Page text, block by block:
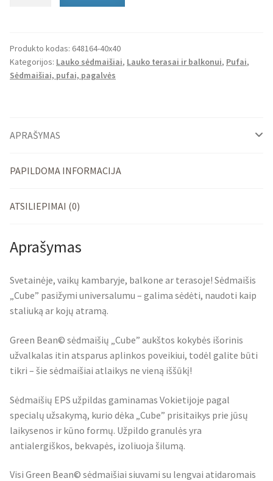
Cube
Produkto kodas: 648164-40x40
Kategorijos: Lauko sėdmaišiai, Lauko terasai ir balkonui, Pufai,
Sėdmaišiai, pufai, pagalvės
APRAŠYMAS
PAPILDOMA INFORMACIJA
ATSILIEPIMAI (0)
Aprašymas
Svetainėje, vaikų kambaryje, balkone ar terasoje! Sėdmaišis
„Cube” pasižymi universalumu – galima sėdėti, naudoti kaip
staliuką ar kojų atramą.
Green Bean© sėdmaišių „Cube” aukštos kokybės išorinis
užvalkalas itin atsparus aplinkos poveikiui, todėl galite būti
tikri – šie sėdmaišiai atlaikys ne vieną iššūkį!
Sėdmaišių EPS užpildas gaminamas Vokietijoje pagal
specialų užsakymą, kurio dėka „Cube” prisitaikys prie jūsų
laikysenos ir kūno formų. Užpildo granulės yra
antialergiškos, bekvapės, izoliuoja šilumą.
Visi Green Bean© sėdmaišiai siuvami su lengvai atidaromais